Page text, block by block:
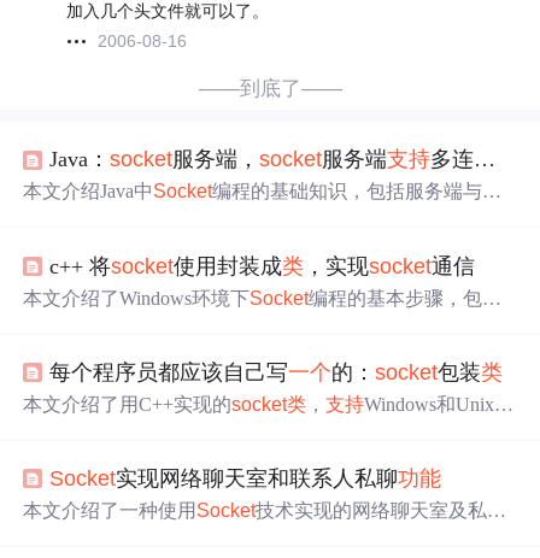
加入几个头文件就可以了。
2006-08-16
——到底了——
Java：socket服务端，socket服务端支持多连接，
本文介绍Java中Socket编程的基础知识，包括服务端与客
服务器，并实现双向数据通信。
c++ 将socket使用封装成类 ，实现socket通信
本文介绍了Windows环境下Socket编程的基本步骤，包括
现，展示了如何使用Socket进行网络通信。
每个程序员都应该自己写一个的：socket包装类
本文介绍了用C++实现的socket类 ，支持Windows和Unix/Li
能 ，还给出了相关代码，代码兼容多种机型。
Socket实现网络聊天室和联系人私聊功能
本文介绍了一种使用 Socket技术实现的网络聊天室及私聊